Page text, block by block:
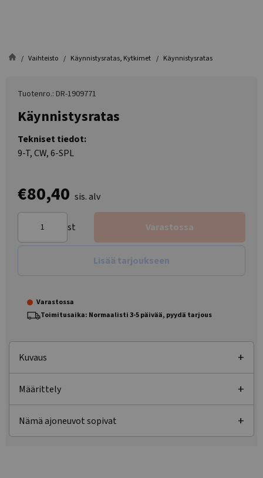
Vaihteisto Käynnistysratas, Kytkimet Käynnistysratas
Tuotenro.: DR-1909771
Käynnistysratas
Tekniset tiedot:
9-T, CW, 6-SPL
€80,40 sis. alv
st Varastossa
Lisää tarjoukseen
Varastossa
Toimitusaika: Normaalisti 3-5 päivää, pyydä tarjous
Kuvaus
Määrittely
Nämä ajoneuvot sopivat